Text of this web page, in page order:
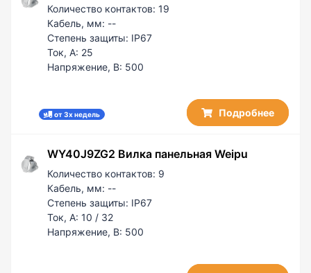
Количество контактов: 19
Кабель, мм: --
Степень защиты: IP67
Ток, А: 25
Напряжение, В: 500
от 3х недель Подробнее
WY40J9ZG2 Вилка панельная Weipu
Количество контактов: 9
Кабель, мм: --
Степень защиты: IP67
Ток, А: 10 / 32
Напряжение, В: 500